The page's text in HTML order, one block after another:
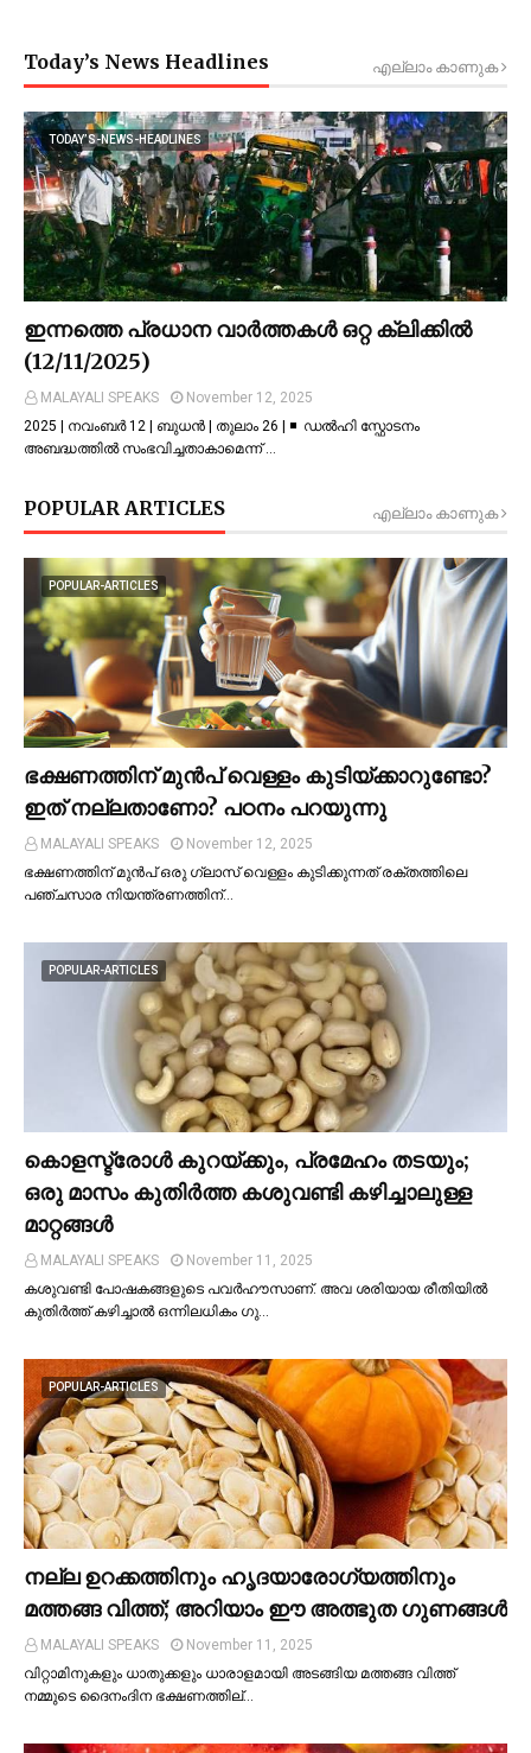
Today’s News Headlines എല്ലാം കാണുക
TODAY’S-NEWS-HEADLINES
ഇന്നത്തെ പ്രധാന വാർത്തകൾ ഒറ്റ ക്ലിക്കിൽ
(12/11/2025)
MALAYALI SPEAKS
November 12, 2025
2025 | നവംബർ 12 | ബുധൻ | തുലാം 26 | ◾ ഡല്‍ഹി സ്ഫോടനം
അബദ്ധത്തില്‍ സംഭവിച്ചതാകാമെന്ന് …
POPULAR ARTICLES എല്ലാം കാണുക
POPULAR-ARTICLES
ഭക്ഷണത്തിന് മുന്‍പ് വെള്ളം കുടിയ്ക്കാറുണ്ടോ?
ഇത് നല്ലതാണോ? പഠനം പറയുന്നു
MALAYALI SPEAKS
November 12, 2025
ഭക്ഷണത്തിന് മുന്‍പ് ഒരു ഗ്ലാസ് വെള്ളം കുടിക്കുന്നത് രക്തത്തിലെ
പഞ്ചസാര നിയന്ത്രണത്തിന്…
POPULAR-ARTICLES
കൊളസ്ട്രോള്‍ കുറയ്ക്കും, പ്രമേഹം തടയും;
ഒരു മാസം കുതിര്‍ത്ത കശുവണ്ടി കഴിച്ചാലുള്ള
മാറ്റങ്ങള്‍
MALAYALI SPEAKS
November 11, 2025
കശുവണ്ടി പോഷകങ്ങളുടെ പവർഹൗസാണ്. അവ ശരിയായ രീതിയില്‍
കുതിർത്ത് കഴിച്ചാല്‍ ഒന്നിലധികം ഗു…
POPULAR-ARTICLES
നല്ല ഉറക്കത്തിനും ഹൃദയാരോഗ്യത്തിനും
മത്തങ്ങ വിത്ത്; അറിയാം ഈ അത്ഭുത ഗുണങ്ങള്‍
MALAYALI SPEAKS
November 11, 2025
വിറ്റാമിനുകളും ധാതുക്കളും ധാരാളമായി അടങ്ങിയ മത്തങ്ങ വിത്ത്
നമ്മുടെ ദൈനംദിന ഭക്ഷണത്തില്…